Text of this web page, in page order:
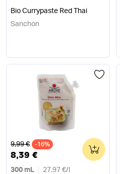
Bio Currypaste Red Thai
Sanchon
Alter Preis
9,99 € -16%
8,39 €
300 mL 27,97 €/
0